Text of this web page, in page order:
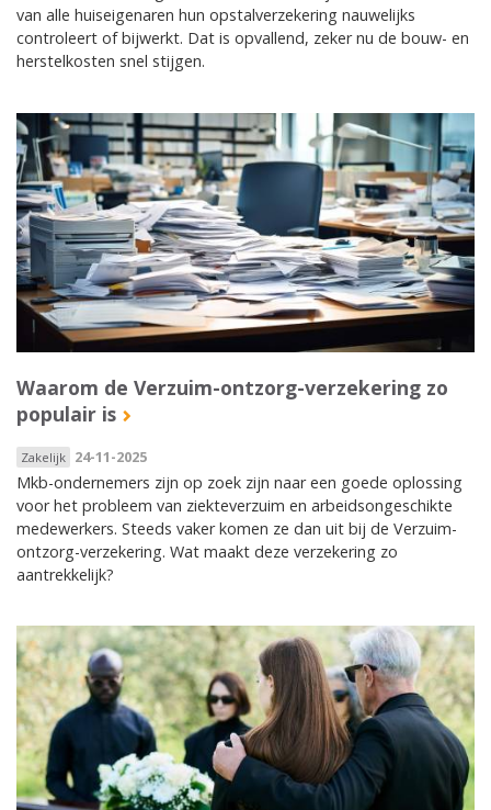
van alle huiseigenaren hun opstalverzekering nauwelijks
controleert of bijwerkt. Dat is opvallend, zeker nu de bouw- en
herstelkosten snel stijgen.
Waarom de Verzuim-ontzorg-verzekering zo
populair is
Zakelijk 24-11-2025
Mkb-ondernemers zijn op zoek zijn naar een goede oplossing
voor het probleem van ziekteverzuim en arbeidsongeschikte
medewerkers. Steeds vaker komen ze dan uit bij de Verzuim-
ontzorg-verzekering. Wat maakt deze verzekering zo
aantrekkelijk?